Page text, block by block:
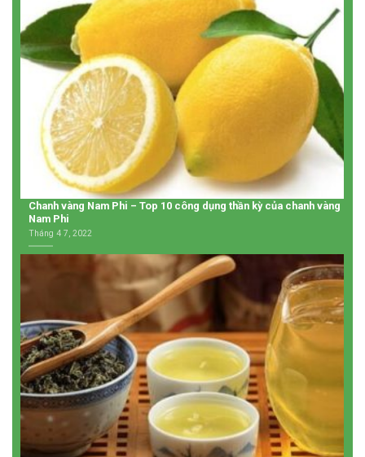
Chanh vàng Nam Phi – Top 10 công dụng thần kỳ của chanh vàng
Nam Phi
Tháng 4 7, 2022